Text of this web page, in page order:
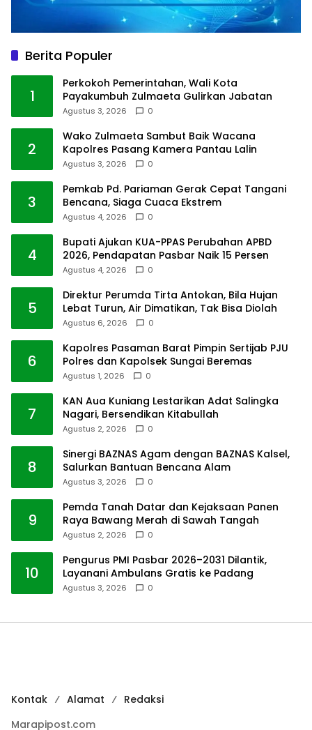
Berita Populer
1
Perkokoh Pemerintahan, Wali Kota
Payakumbuh Zulmaeta Gulirkan Jabatan
Agustus 3, 2026 0
2
Wako Zulmaeta Sambut Baik Wacana
Kapolres Pasang Kamera Pantau Lalin
Agustus 3, 2026 0
3
Pemkab Pd. Pariaman Gerak Cepat Tangani
Bencana, Siaga Cuaca Ekstrem
Agustus 4, 2026 0
4
Bupati Ajukan KUA-PPAS Perubahan APBD
2026, Pendapatan Pasbar Naik 15 Persen
Agustus 4, 2026 0
5
Direktur Perumda Tirta Antokan, Bila Hujan
Lebat Turun, Air Dimatikan, Tak Bisa Diolah
Agustus 6, 2026 0
6
Kapolres Pasaman Barat Pimpin Sertijab PJU
Polres dan Kapolsek Sungai Beremas
Agustus 1, 2026 0
7
KAN Aua Kuniang Lestarikan Adat Salingka
Nagari, Bersendikan Kitabullah
Agustus 2, 2026 0
8
Sinergi BAZNAS Agam dengan BAZNAS Kalsel,
Salurkan Bantuan Bencana Alam
Agustus 3, 2026 0
9
Pemda Tanah Datar dan Kejaksaan Panen
Raya Bawang Merah di Sawah Tangah
Agustus 2, 2026 0
10
Pengurus PMI Pasbar 2026–2031 Dilantik,
Layanani Ambulans Gratis ke Padang
Agustus 3, 2026 0
Kontak Alamat
Redaksi
Marapipost.com